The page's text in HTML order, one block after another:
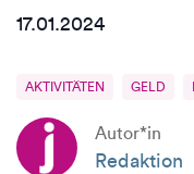
17.01.2024
AKTIVITÄTEN GELD
Autor*in
Redaktion